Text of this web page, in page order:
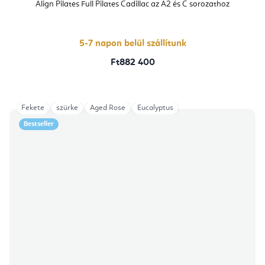
Align Pilates Full Pilates Cadillac az A2 és C sorozathoz
5-7 napon belül szállítunk
Ft882 400
Bestseller
Fekete szürke Aged Rose Eucalyptus